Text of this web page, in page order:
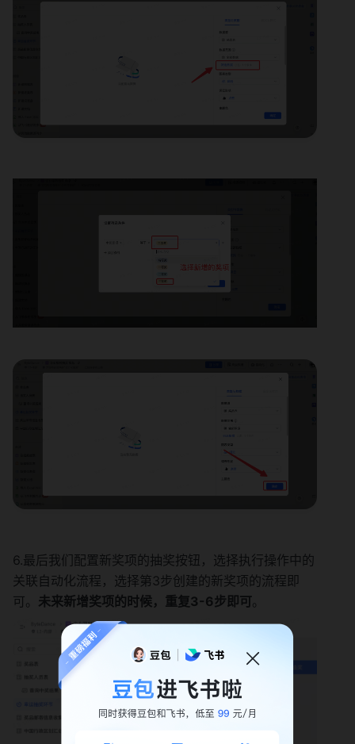
6.最后我们配置新奖项的抽奖按钮，选择执行操作中的
关联自动化流程，选择第3步创建的新奖项的流程即
可。 未来新增奖项的时候，重复3-6步即可。